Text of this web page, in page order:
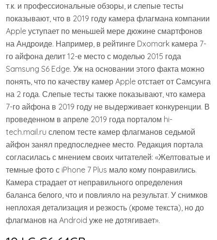
т.к. и профессиональные обзоры, и слепые тесты
показывают, что в 2019 году камера флагмана компании
Apple уступает по меньшей мере дюжине смартфонов
на Андроиде. Например, в рейтинге Dxomark камера 7-
го айфона делит 12-е место с моделью 2015 года
Samsung S6 Edge. Уж на основании этого факта можно
понять, что по качеству камер Apple отстает от Самсунга
на 2 года. Слепые тесты также показывают, что камера
7-го айфона в 2019 году не выдерживает конкуренции. В
проведенном в апреле 2019 года порталом hi-
tech.mail.ru слепом тесте камер флагманов седьмой
айфон занял предпоследнее место. Редакция портала
согласилась с мнением своих читателей: «Желтоватые и
темные фото с iPhone 7 Plus мало кому понравились.
Камера страдает от неправильного определения
баланса белого, что и повлияло на результат. У снимков
неплохая детализация и резкость (кроме текста), но до
флагманов на Android уже не дотягивает».